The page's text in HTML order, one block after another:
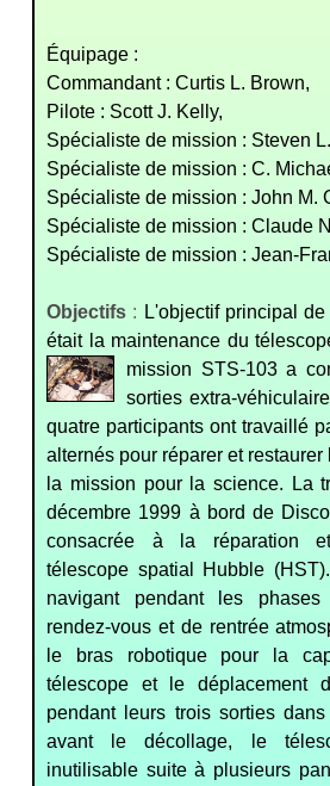
Équipage :
Commandant : Curtis L. Brown,
Pilote : Scott J. Kelly,
Spécialiste de mission : Steven
Spécialiste de mission : C.
Spécialiste de mission : John M.
Spécialiste de mission : Claude
Spécialiste de mission : Jean-
Objectifs : L'objectif principal
était la maintenance du
mission STS-103 a
sorties extra-
quatre participants ont travaillé
alternés pour réparer et restaurer
la mission pour la science. La
décembre 1999 à bord de
consacrée à la réparation
télescope spatial Hubble
navigant pendant les
rendez-vous et de rentrée
le bras robotique pour la
télescope et le déplacement
pendant leurs trois sorties
avant le décollage, le
inutilisable suite à plusieurs